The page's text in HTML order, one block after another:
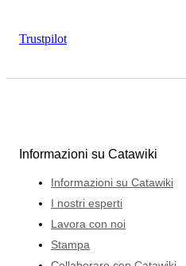
Trustpilot
Informazioni su Catawiki
Informazioni su Catawiki
I nostri esperti
Lavora con noi
Stampa